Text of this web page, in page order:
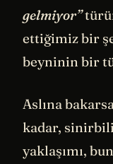
gelmiyor”
ettiğimiz bir
beyninin bir
Aslına
kadar,
yaklaşımı,